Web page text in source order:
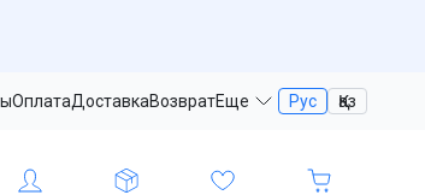
ОплатаДоставкаВозвратЕще Рус Қаз